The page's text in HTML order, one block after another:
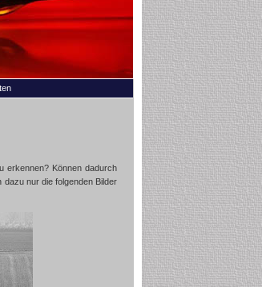
erkennen? Können dadurch
nur die folgenden Bilder